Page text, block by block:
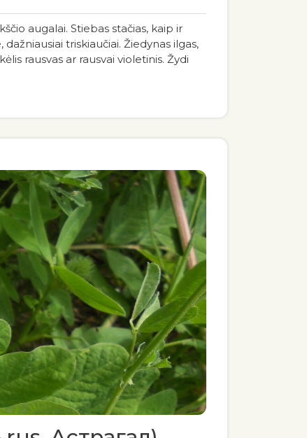
augalai. Stiebas stačias, kaip ir
triskiaučiai. Žiedynas ilgas,
rausvas ar rausvai violetinis. Žydi